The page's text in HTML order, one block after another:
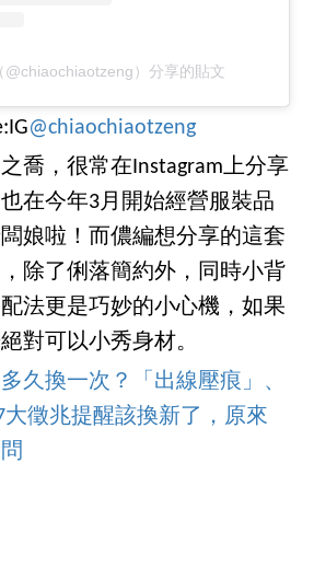
@chiaochiaotzeng）分享的貼文
@chiaochiaotzeng
喬，很常在Instagram上分享
在今年3月開始經營服裝品
娘啦！而儂編想分享的這套
除了俐落簡約外，同時小背
法更是巧妙的小心機，如果
對可以小秀身材。
久換一次？「出線壓痕」、
大徵兆提醒該換新了，原來